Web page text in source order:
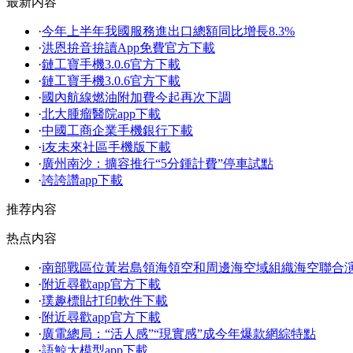
·今年上半年我國服務進出口總額同比增長8.3%
·洪恩拚音拚讀App免費官方下載
·鏈工寶手機3.0.6官方下載
·鏈工寶手機3.0.6官方下載
·國內航線燃油附加費今起再次下調
·北大腫瘤醫院app下載
·中國工商企業手機銀行下載
·i友未來社區手機版下載
·廣州南沙：擴容推行“5分鍾計費”停車試點
·誇誇讚app下載
推荐内容
热点内容
·南部戰區位黃岩島領海領空和周邊海空域組織海空聯合
·附近尋歡app官方下載
·璞趣標貼打印軟件下載
·附近尋歡app官方下載
·廣電總局：“活人感”“現實感”成今年爆款網綜特點
·語鯨大模型app下載